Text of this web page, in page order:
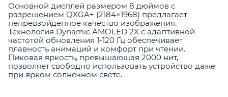
Основной дисплей размером 8 дюймов с
разрешением QXGA+ (2184×1968) предлагает
непревзойденное качество изображения.
Технология Dynamic AMOLED 2X с адаптивной
частотой обновления 1-120 Гц обеспечивает
плавность анимаций и комфорт при чтении.
Пиковая яркость, превышающая 2000 нит,
позволяет свободно использовать устройство даже
при ярком солнечном свете.